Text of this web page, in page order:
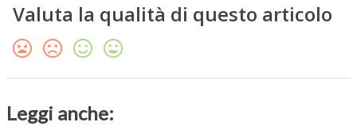
Valuta la qualità di questo articolo
Leggi anche: